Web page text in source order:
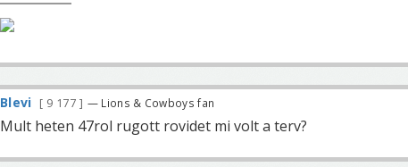
Blevi 9 177 — Lions & Cowboys fan
Mult heten 47rol rugott rovidet mi volt a terv?